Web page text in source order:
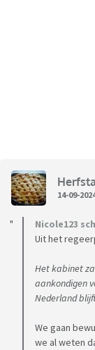
14-09-
Nicole123
Uit het
Het kabinet
aankondigen
Nederland
We gaan
we al weten